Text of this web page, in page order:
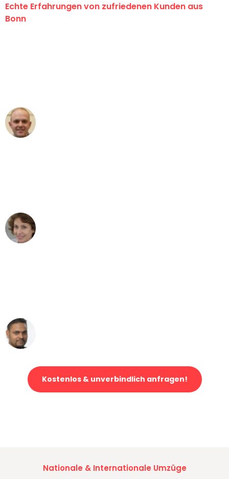
Echte Erfahrungen von zufriedenen Kunden aus
Bonn
Kostenlos & unverbindlich anfragen!
Nationale & Internationale Umzüge